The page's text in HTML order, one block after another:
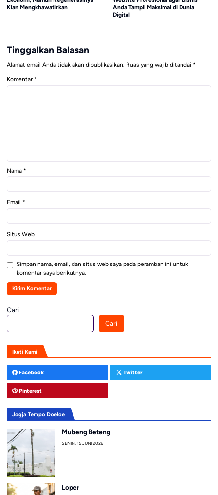
Kian Mengkhawatirkan
Anda Tampil Maksimal di Dunia
Digital
Tinggalkan Balasan
Alamat email Anda tidak akan dipublikasikan. Ruas yang wajib ditandai *
Komentar *
Nama *
Email *
Situs Web
Simpan nama, email, dan situs web saya pada peramban ini untuk
komentar saya berikutnya.
Cari
Cari
Ikuti Kami
Facebook Twitter
Pinterest
Jogja Tempo Doeloe
Mubeng Beteng
SENIN, 15 JUNI 2026
Loper